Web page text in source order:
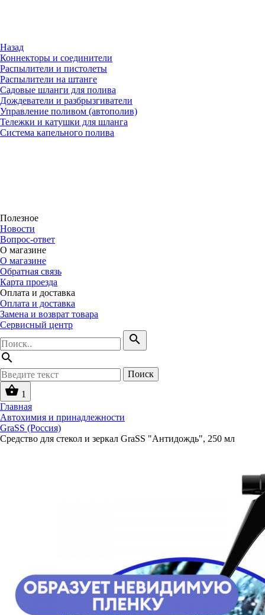
Назад
Коннекторы и соединители
Распылители и пистолеты
Распылители на штанге
Садовые шланги для полива
Дождеватели и разбрызгиватели
Управление поливом (автополив)
Тележки и катушки для шланга
Система капельного полива
Полезное
Новости
Вопрос-ответ
О магазине
О магазине
Обратная связь
Карта проезда
Оплата и доставка
Оплата и доставка
Замена и возврат товара
Сервисный центр
search
search
Поиск
shopping_basket 1
Главная
Автохимия и принадлежности
GraSS (Россия)
Средство для стекол и зеркал GraSS "Антидождь", 250 мл